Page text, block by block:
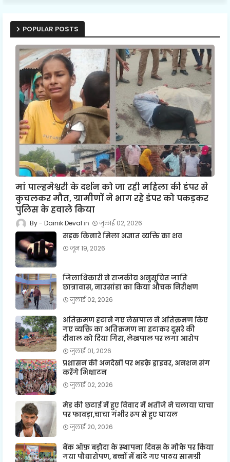
POPULAR POSTS
मां पाल्हमेश्वरी के दर्शन को जा रही महिला की डंपर से
कुचलकर मौत, ग्रामीणों ने भाग रहे डंपर को पकड़कर
पुलिस के हवाले किया
Dainik Deval जुलाई 02, 2026
सड़क किनारे मिला अज्ञात व्यक्ति का शव
जून 19, 2026
जिलाधिकारी ने राजकीय अनुसूचित जाति
छात्रावास, नाउसांडा का किया औचक निरीक्षण
जुलाई 02, 2026
अतिक्रमण हटाने गए लेखपाल ने अतिक्रमण किए
गए व्यक्ति का अतिक्रमण ना हटाकर दूसरे की
दीवाल को दिया गिरा, लेखपाल पर लगा आरोप
जुलाई 01, 2026
प्रशासन की अनदेखी पर भडक़े ड्राइवर, अनशन संग
करेंगे भिक्षाटन
जुलाई 02, 2026
मेड की छटाई में हुए विवाद में भतीजे ने चलाया चाचा
पर फावड़ा,चाचा गंभीर रूप से हुए घायल
जुलाई 20, 2026
बैंक ऑफ़ बड़ौदा के स्थापना दिवस के मौके पर किया
गया पौधारोपण, बच्चों में बांटे गए पाठय सामग्री